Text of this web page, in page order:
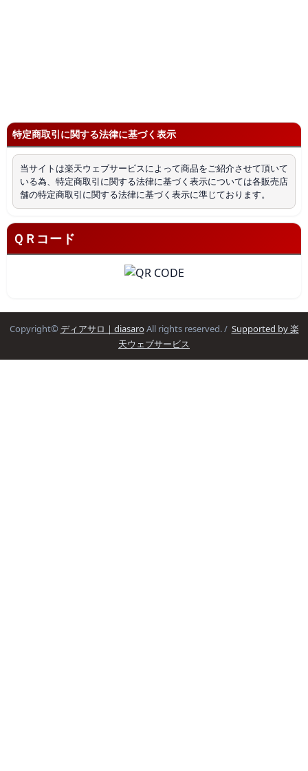
特定商取引に関する法律に基づく表示
当サイトは楽天ウェブサービスによって商品をご紹介させて頂いて
いる為、特定商取引に関する法律に基づく表示については各販売店
舗の特定商取引に関する法律に基づく表示に準じております。
ＱＲコード
Copyright© ディアサロ｜diasaroAll rights reserved. / Supported by 楽
天ウェブサービス